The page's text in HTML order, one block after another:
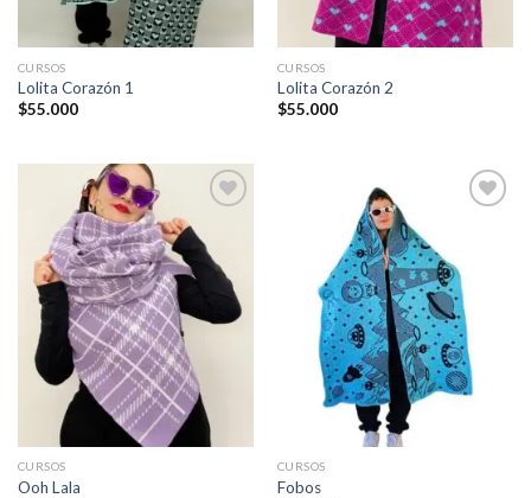
CURSOS
Lolita Corazón 1
$55.000
CURSOS
Lolita Corazón 2
$55.000
Añadir
a la
lista de
deseos
CURSOS
Ooh Lala
Añadir
lista de
deseos
CURSOS
Fobos